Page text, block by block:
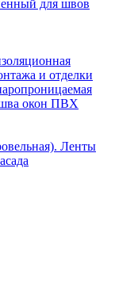
для швов
и отделки
шва окон ПВХ
Ленты